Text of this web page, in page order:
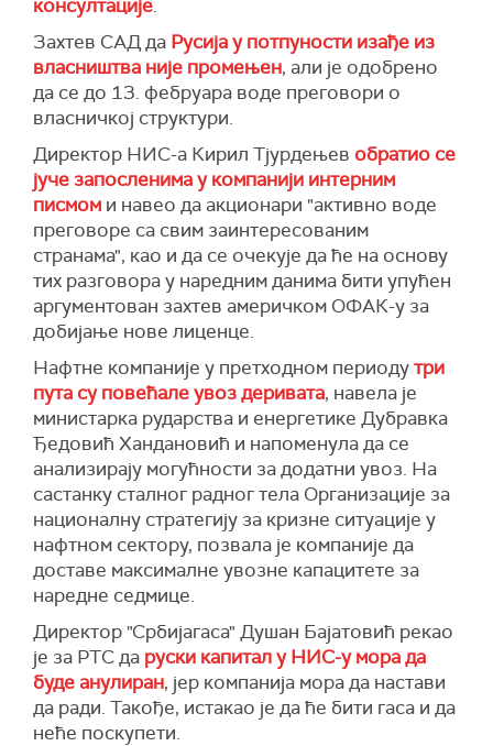
заинтересованих страна о промени власничке
структуре НИС-а.
У складу са статусом преговора између
акционара и заинтересованих страна, послат
је захтев ОФАЦ-у за добијање нове лиценце
која би омогућила пословање ове компаније
док трају преговори о одрживом решењу за
НИС, наводи се у саопштењу.
консултације.
Захтев САД да Русија у потпуности изађе из
власништва није промењен, али је одобрено
да се до 13. фебруара воде преговори о
власничкој структури.
Директор НИС-а Кирил Тјурдењев обратио се
јуче запосленима у компанији интерним
писмом и навео да акционари "активно воде
преговоре са свим заинтересованим
странама", као и да се очекује да ће на основу
тих разговора у наредним данима бити упућен
аргументован захтев америчком ОФАК-у за
добијање нове лиценце.
Нафтне компаније у претходном периодутри
пута су повећале увоз деривата, навела је
министарка рударства и енергетике Дубравка
Ђедовић Хандановић и напоменула да се
анализирају могућности за додатни увоз. На
састанку сталног радног тела Организације за
националну стратегију за кризне ситуације у
нафтном сектору, позвала је компаније да
доставе максималне увозне капацитете за
наредне седмице.
Директор "Србијагаса" Душан Бајатовић рекао
је за РТС да руски капитал у НИС-у мора да
буде анулиран, јер компанија мора да настави
да ради. Такође, истакао је да ће бити гаса и да
неће поскупети.